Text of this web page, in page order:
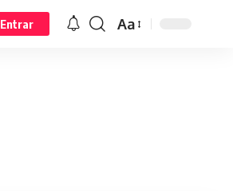
Entrar Aa